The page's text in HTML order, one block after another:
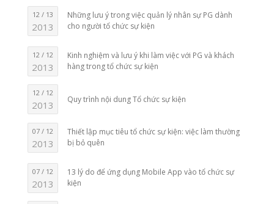
12 / 13
2013
Những lưu ý trong việc quản lý nhân sự PG dành
cho người tổ chức sự kiện
12 / 12
2013
Kinh nghiệm và lưu ý khi làm việc với PG và khách
hàng trong tổ chức sự kiện
12 / 12
2013 Quy trình nội dung Tổ chức sự kiện
07 / 12
2013
Thiết lập mục tiêu tổ chức sự kiện: việc làm thường
bị bỏ quên
07 / 12
2013
13 lý do để ứng dụng Mobile App vào tổ chức sự
kiện